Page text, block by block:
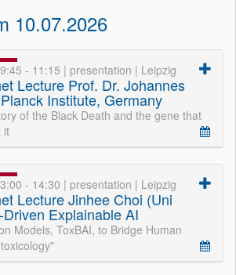
10.07.2026
- 11:15 | presentation | Leipzig
Lecture Prof. Dr. Johannes
Institute, Germany
of the Black Death and the gene that
it
- 14:30 | presentation | Leipzig
Lecture Jinhee Choi (Uni
Explainable AI
Models, ToxBAI, to Bridge Human